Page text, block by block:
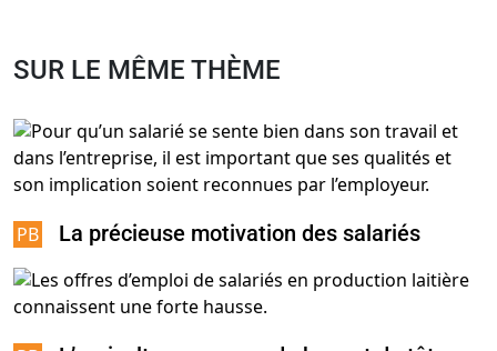
SUR LE MÊME THÈME
La précieuse motivation des salariés